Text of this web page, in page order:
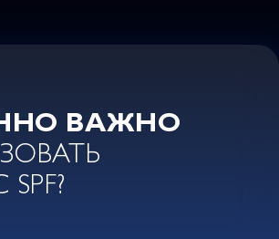
ВАЖНО